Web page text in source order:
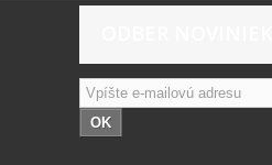
OK